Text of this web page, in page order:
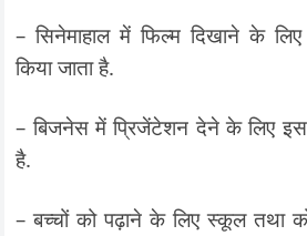
– सिनेमाहाल में फिल्म दिखाने के
किया जाता है.
– बिजनेस में प्रिजेंटेशन देने के लिए
है.
– बच्चों को पढ़ाने के लिए स्कूल तथा